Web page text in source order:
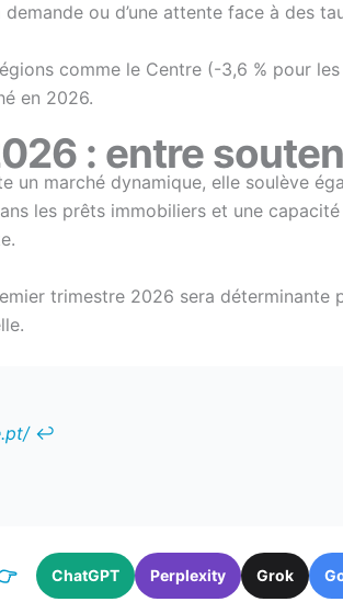
demande ou d’une attente face à des
comme le Centre (-3,6 % pour
en 2026.
: entre
un marché dynamique, elle soulève
les prêts immobiliers et une
trimestre 2026 sera déterminante
↩︎
ChatGPT Perplexity Grok